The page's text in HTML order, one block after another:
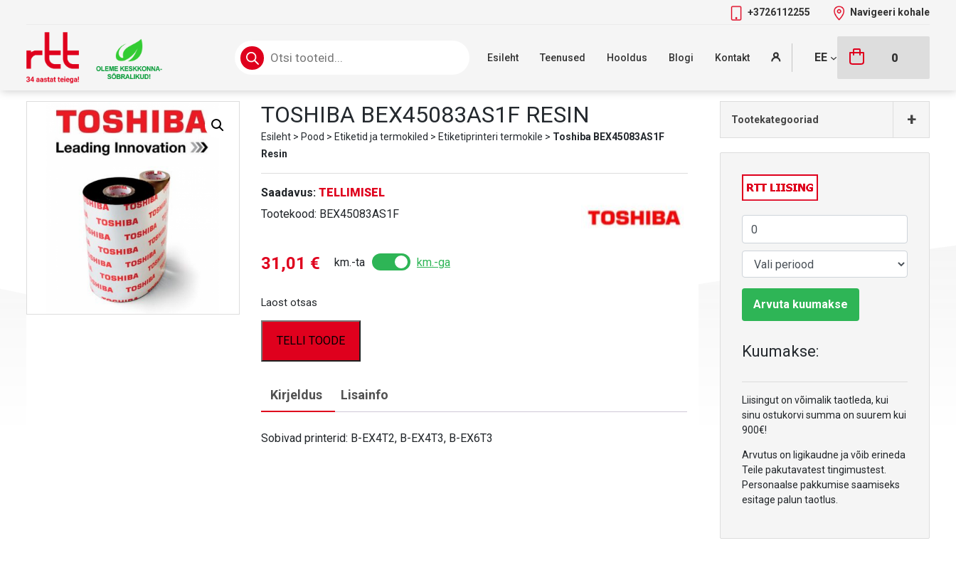
+3726112255 Navigeeri kohale
Products
search
Esileht Teenused Hooldus Blogi Kontakt EE 0
TOSHIBA BEX45083AS1F RESIN
Esileht> Pood > Etiketid ja termokiled > Etiketiprinteri termokile > Toshiba BEX45083AS1F
Resin
Saadavus: TELLIMISEL
Tootekood: BEX45083AS1F
31,01 € km.-ta km.-ga
Laost otsas
TELLI TOODE
Kirjeldus Lisainfo
Sobivad printerid: B-EX4T2, B-EX4T3, B-EX6T3
Tootekategooriad +
Arvuta kuumakse
Kuumakse:
Liisingut on võimalik taotleda, kui
sinu ostukorvi summa on suurem kui
900€!
Arvutus on ligikaudne ja võib erineda
Teile pakutavatest tingimustest.
Personaalse pakkumise saamiseks
esitage palun taotlus.